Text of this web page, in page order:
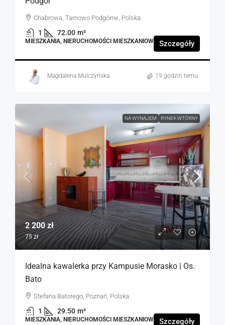
Chabrowa, Tarnowo Podgórne, Polska
1 72.00 m²
MIESZKANIA, NIERUCHOMOŚCI MIESZKANIOWE Szczegóły
Magdalena Mulczyńska 19 godzin temu
NA WYNAJEM RYNEK WTÓRNY
2 200 zł
75 zł
Idealna kawalerka przy Kampusie Morasko | Os.
Bato
Stefana Batorego, Poznań, Polska
1 29.50 m²
MIESZKANIA, NIERUCHOMOŚCI MIESZKANIOWE Szczegóły